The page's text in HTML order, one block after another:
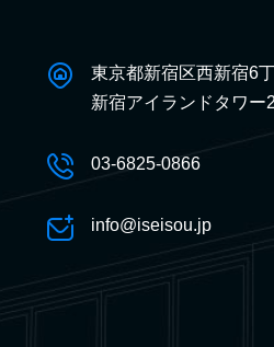
東京都新宿区西新宿6
新宿アイランドタワー
03-6825-0866
info@iseisou.jp